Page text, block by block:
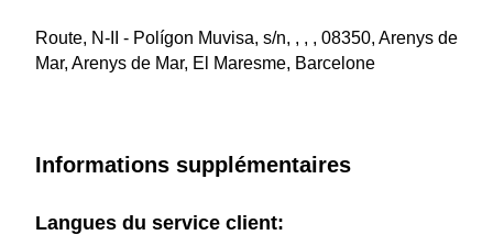
Route, N-II - Polígon Muvisa, s/n, , , , 08350, Arenys de
Mar, Arenys de Mar, El Maresme, Barcelone
Informations supplémentaires
Langues du service client: